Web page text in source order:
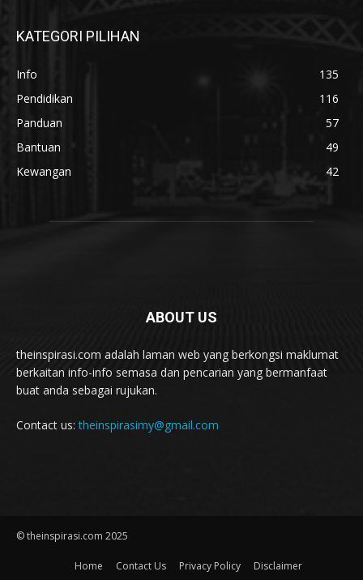
KATEGORI PILIHAN
Info
135
Pendidikan
116
Panduan
57
Bantuan
49
Kewangan
42
ABOUT US
theinspirasi.com adalah laman web yang berkongsi maklumat
berkaitan info-info semasa dan pencarian yang bermanfaat
buat anda sebagai rujukan.
Contact us:theinspirasimy@gmail.com
© theinspirasi.com 2025
Home Contact Us Privacy Policy Disclaimer